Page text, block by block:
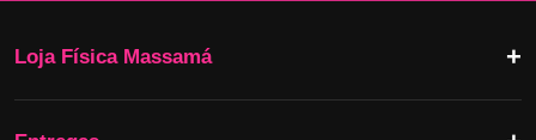
Loja Física Massamá